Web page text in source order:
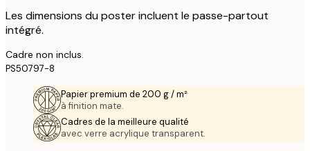
Les dimensions du poster incluent le passe-partout
intégré.
Cadre non inclus.
PS50797-8
Papier premium de 200 g / m²
à finition mate.
Cadres de la meilleure qualité
avec verre acrylique transparent.